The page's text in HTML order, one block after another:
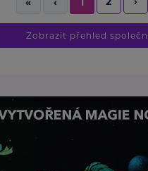
Zobrazit přehled